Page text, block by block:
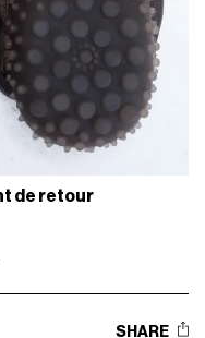
de retour
SHARE